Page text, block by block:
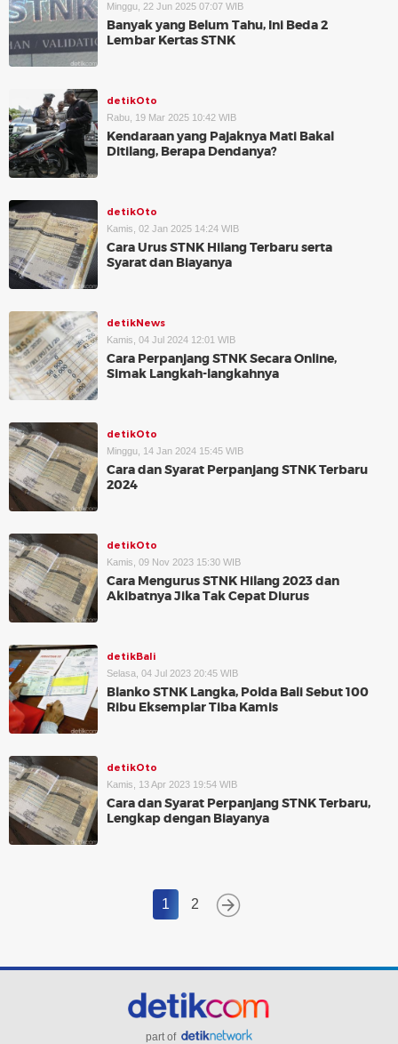
Minggu, 22 Jun 2025 07:07 WIB
Banyak yang Belum Tahu, Ini Beda 2
Lembar Kertas STNK
detikOto
Rabu, 19 Mar 2025 10:42 WIB
Kendaraan yang Pajaknya Mati Bakal
Ditilang, Berapa Dendanya?
detikOto
Kamis, 02 Jan 2025 14:24 WIB
Cara Urus STNK Hilang Terbaru serta
Syarat dan Biayanya
detikNews
Kamis, 04 Jul 2024 12:01 WIB
Cara Perpanjang STNK Secara Online,
Simak Langkah-langkahnya
detikOto
Minggu, 14 Jan 2024 15:45 WIB
Cara dan Syarat Perpanjang STNK Terbaru
2024
detikOto
Kamis, 09 Nov 2023 15:30 WIB
Cara Mengurus STNK Hilang 2023 dan
Akibatnya Jika Tak Cepat Diurus
detikBali
Selasa, 04 Jul 2023 20:45 WIB
Blanko STNK Langka, Polda Bali Sebut 100
Ribu Eksemplar Tiba Kamis
detikOto
Kamis, 13 Apr 2023 19:54 WIB
Cara dan Syarat Perpanjang STNK Terbaru,
Lengkap dengan Biayanya
1 2
part of